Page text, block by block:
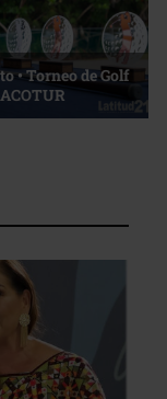
del servicio